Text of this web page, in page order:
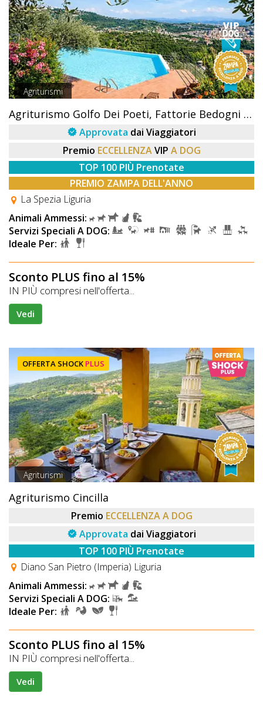
Agriturismi
Agriturismo Golfo Dei Poeti, Fattorie Bedogni Von Berger
Approvata dai Viaggiatori
Premio ECCELLENZA VIP A DOG
TOP 100 PIÙ Prenotate
PREMIO ZAMPA DELL'ANNO
La Spezia Liguria
Animali Ammessi:
Servizi Speciali A DOG:
Ideale Per:
Sconto PLUS fino al 15%
IN PIÙ compresi nell'offerta...
Vedi
OFFERTA SHOCK PLUS
Agriturismi
Agriturismo Cincilla
Premio ECCELLENZA A DOG
Approvata dai Viaggiatori
TOP 100 PIÙ Prenotate
Diano San Pietro (Imperia) Liguria
Animali Ammessi:
Servizi Speciali A DOG:
Ideale Per:
Sconto PLUS fino al 15%
IN PIÙ compresi nell'offerta...
Vedi